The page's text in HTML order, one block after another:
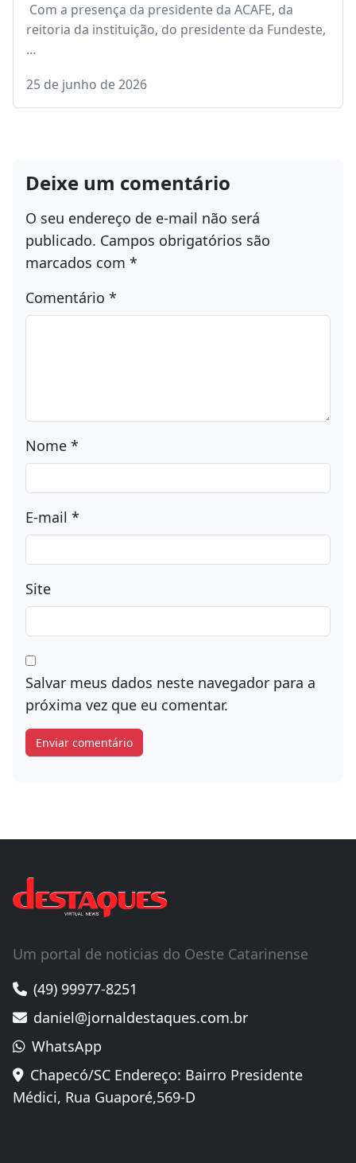
Com a presença da presidente da ACAFE, da
reitoria da instituição, do presidente da Fundeste,
…
25 de junho de 2026
Deixe um comentário
O seu endereço de e-mail não será
publicado. Campos obrigatórios são
marcados com *
Comentário *
Nome *
E-mail *
Site
Salvar meus dados neste navegador para a
próxima vez que eu comentar.
Um portal de noticias do Oeste Catarinense
(49) 99977-8251
daniel@jornaldestaques.com.br
WhatsApp
Chapecó/SC Endereço: Bairro Presidente
Médici, Rua Guaporé,569-D